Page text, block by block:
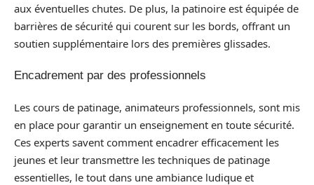
aux éventuelles chutes. De plus, la patinoire est équipée de
barrières de sécurité qui courent sur les bords, offrant un
soutien supplémentaire lors des premières glissades.
Encadrement par des professionnels
Les cours de patinage, animateurs professionnels, sont mis
en place pour garantir un enseignement en toute sécurité.
Ces experts savent comment encadrer efficacement les
jeunes et leur transmettre les techniques de patinage
essentielles, le tout dans une ambiance ludique et